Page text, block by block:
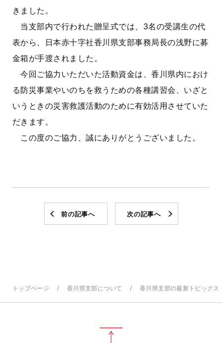
きました。
当支部内で行われた贈呈式では、3名の受講生の代
表から、日本赤十字社香川県支部事務局長の浅野に募
金箱が手渡されました。
今回ご協力いただいた活動資金は、香川県内におけ
る防災事業やいのちを救うための各種講習会、いざと
いうときの災害救護活動のために有効活用させていた
だきます。
この度のご協力、誠にありがとうございました。
前の記事へ 次の記事へ
トップページ 香川県支部について 香川県支部の最新トピックス